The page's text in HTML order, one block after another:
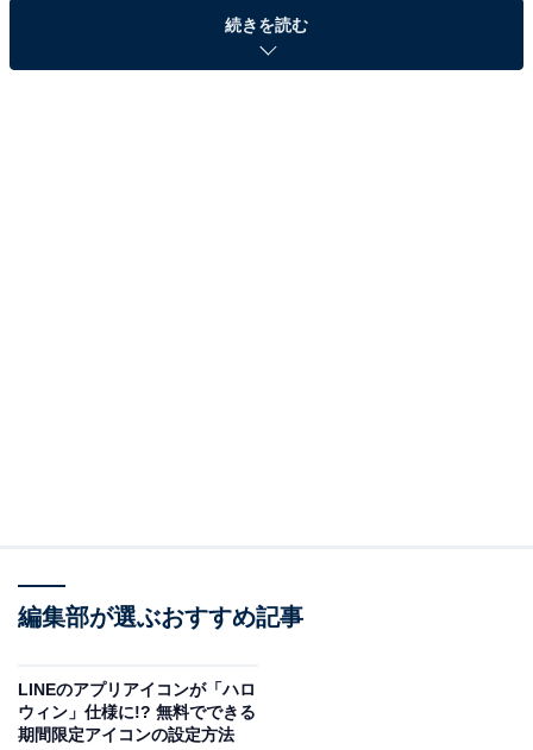
とあるキーワードを入れると、LINEのキャラクター「ブ
ラウン」「コニー」「サリー」がハロウィン仕様に変身
「ハロウィン」「Halloween」「ハロウィーン」と入力するとアニメーショ
iOS版のLINEアプリで「ハロウィン」「Halloween」
「ハロウィーン」と入力すると、ハロウィンのアニメー
続きを読む
編集部が選ぶおすすめ記事
LINEのアプリアイコンが「ハロ
ウィン」仕様に!? 無料でできる
期間限定アイコンの設定方法